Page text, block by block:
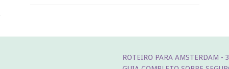
ROTEIRO PARA AMSTERDAM -